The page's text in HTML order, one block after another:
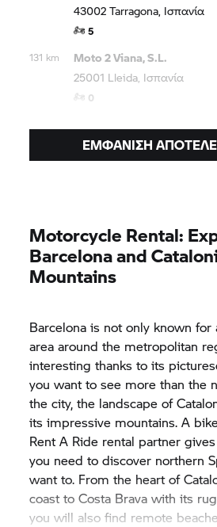
43002 Tarragona, Ισπανία
5
131 km
Moto 2 Viana, S.L.
25001 Lleida, Ισπανία
0
ΕΜΦΆΝΙΣΗ
Motorcycle Rental:
Barcelona and
Mountains
Barcelona is not only known
area around the metropolitan
interesting thanks to its
you want to see more than the
the city, the landscape of
its impressive mountains. A
Rent A Ride rental partner
you need to discover northern
want to. From the heart of
coast to Costa Brava with its
you will also find remote